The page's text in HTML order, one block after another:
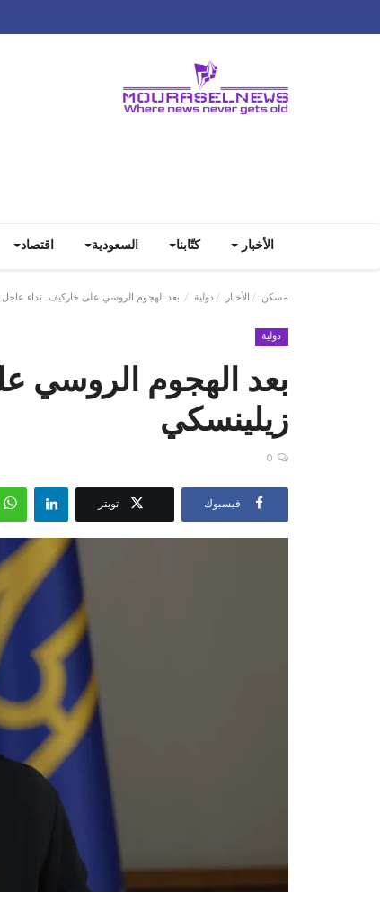
الأخبار كتّابنا السعودية اقتصاد
مسكن الأخبار دولية بعد الهجوم الروسي على خاركيف.. نداء
دولية
بعد الهجوم الروسي
زيلينسكي
0
فيسبوك تويتر